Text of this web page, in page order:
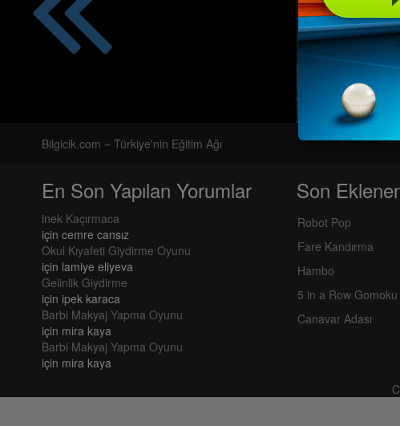
Bilgicik.com ~ Türkiye'nin Eğitim Ağı
En Son Yapılan Yorumlar
inek Kaçırmaca
için cemre cansız
Okul Kıyafeti Giydirme Oyunu
için lamiye eliyeva
Gelinlik Giydirme
için ipek karaca
Barbi Makyaj Yapma Oyunu
için mira kaya
Barbi Makyaj Yapma Oyunu
için mira kaya
Son
Robot Pop
Fare Kandırma
Hambo
5 in a Row Gomoku
Canavar Adası